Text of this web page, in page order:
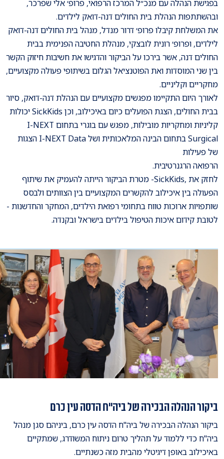
בפגישת הנהלה עם מנכ״ל המרכז הרפואי, פרופ׳ אלי שפרכר,
ובהשתתפות הנהלת בית החולים דנה-דואק לילדים.
את המשלחת קיבלו פרופ׳ דרור מנדל, מנהל בית החולים דנה-דואק
לילדים, ופרופ׳ רונית לובצקי, מנהלת החטיבה הפנימית בבית
החולים דנה, אשר בירכו על הביקור והדגישו את חשיבות חיזוק הקשר
בין שני המוסדות ואת הפוטנציאל הגלום בשיתופי פעולה מקצועיים,
מחקריים וקליניים.
לאורך היום התקיימו מפגשים מקצועיים עם הנהלת דנה-דואק, סיור
בבית החולים, הצגת הפועלים כיום באיכילוב, וכן SickKids יכולות
קליניות ומחקריות מובילות, מפגש עם בוגרי בתחום I-NEXT
Surgical בתחום הבינה המלאכותית ושל I-NEXT Data הצגות
של פעילות
הרפואה הרגנרטיבית.
לחזק את ,SickKids- מטרת הביקור הייתה להעמיק את שיתוף
הפעולה בין איכילוב להקשרים המקצועיים בין הצוותים ולבסס
שותפויות ארוכות טווח בתחומי רפואת הילדים, המחקר והחדשנות -
לטובת קידום איכות הטיפול בילדים בישראל ובקנדה.
ביקור הנהלה הבכירה של ביה"ח הדסה עין כרם
ביקור הנהלה הבכירה של ביה"ח הדסה עין כרם, ביניהם סגן מנהל
ביה"ח כדי ללמוד על תהליך טרום ניתוח המשודרג, שמתקיים
באיכילוב באופן דיגיטלי מהבית מזה כשנתיים.